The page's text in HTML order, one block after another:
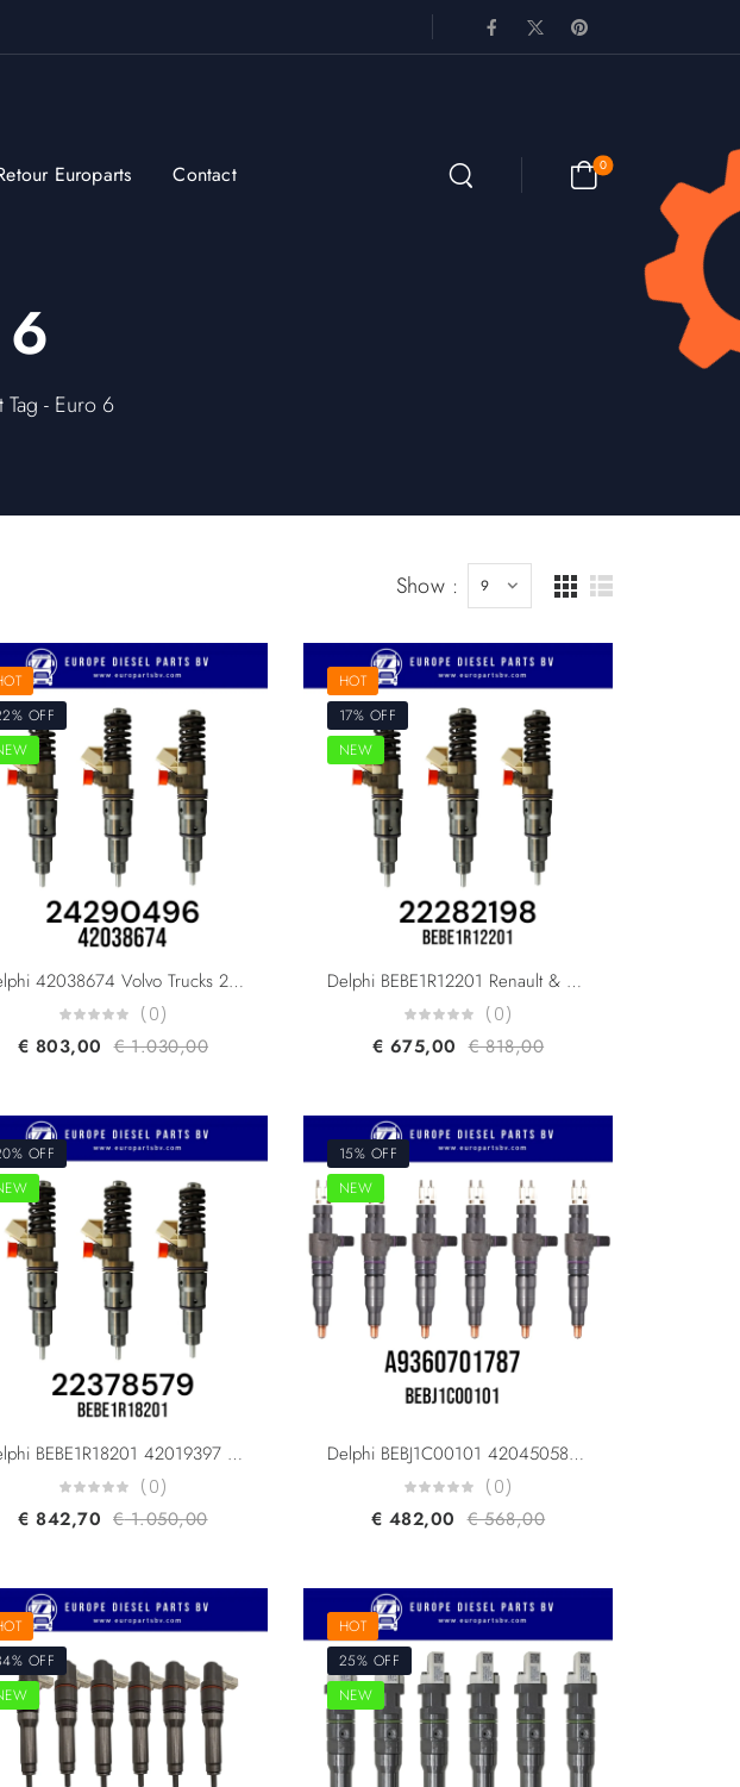
Europarts Contact 0
Tag - Euro 6
Show :
OFF
Delphi 42038674 Volvo Trucks 24290496 24309484 85030837 For FH5 D13K Engine Pumping Injector Euro 6,5
(0)
€ 803,00 €1.030,00
HOT
17% OFF
NEW
Delphi BEBE1R12201 Renault & Volvo Trucks 22282198 23785617 For D11K Engine F2 Pumping Injector Euro 6
(0)
€ 675,00 €818,00
OFF
Delphi BEBE1R18201 42019397 Volvo Trucks 22378579 22726635 For D11/D13 Engine Pumping Injector Euro 6
(0)
€ 842,70 €1.050,00
15% OFF
NEW
Delphi BEBJ1C00101 42045058 Mercedes Benz A9360701787 A9360702987 FOR OM934 OM936 Engine Smart Injector Euro 6
(0)
€ 482,00 €568,00
OFF
HOT
25% OFF
NEW